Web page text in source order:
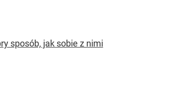
sposób, jak sobie z nimi